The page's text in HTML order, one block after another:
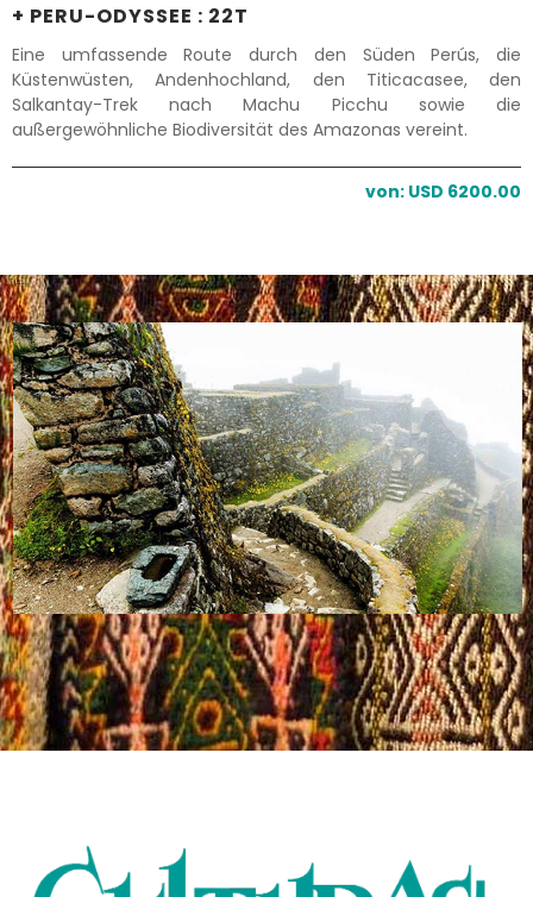
+ PERU-ODYSSEE : 22T
Eine umfassende Route durch den Süden Perús, die
Küstenwüsten, Andenhochland, den Titicacasee, den
Salkantay-Trek nach Machu Picchu sowie die
außergewöhnliche Biodiversität des Amazonas vereint.
von: USD 6200.00